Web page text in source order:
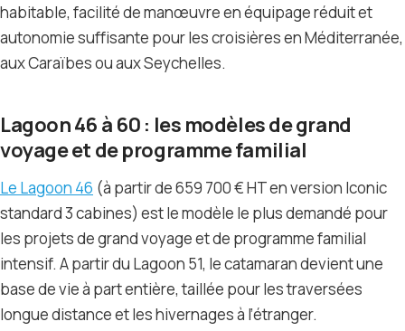
habitable, facilité de manœuvre en équipage réduit et
autonomie suffisante pour les croisières en Méditerranée,
aux Caraïbes ou aux Seychelles.
Lagoon 46 à 60 : les modèles de grand
voyage et de programme familial
Le Lagoon 46 (à partir de 659 700 € HT en version Iconic
standard 3 cabines) est le modèle le plus demandé pour
les projets de grand voyage et de programme familial
intensif. A partir du Lagoon 51, le catamaran devient une
base de vie à part entière, taillée pour les traversées
longue distance et les hivernages à l’étranger.